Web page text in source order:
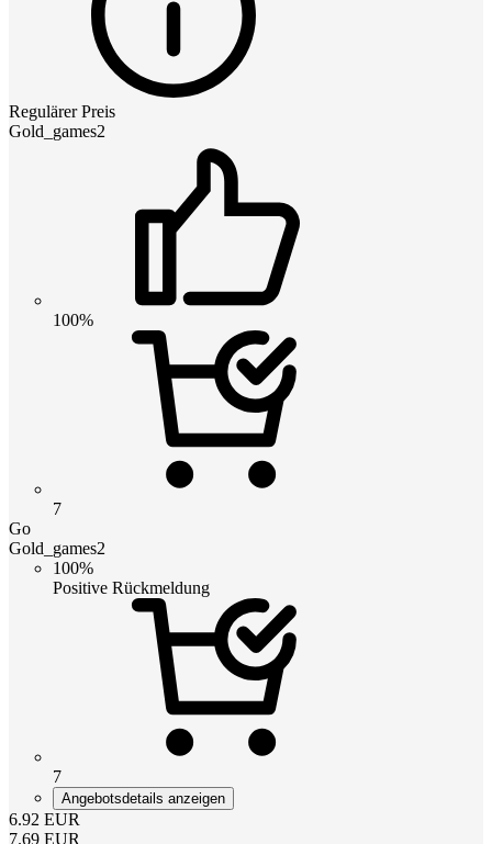
Regulärer Preis
Gold_games2
100%
7
Go
Gold_games2
100%
Positive Rückmeldung
7
Angebotsdetails anzeigen
6.92 EUR
7.69 EUR